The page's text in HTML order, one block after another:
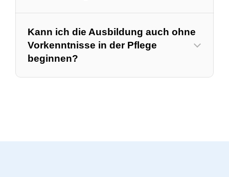
Kann ich die Ausbildung auch ohne
Vorkenntnisse in der Pflege
beginnen?